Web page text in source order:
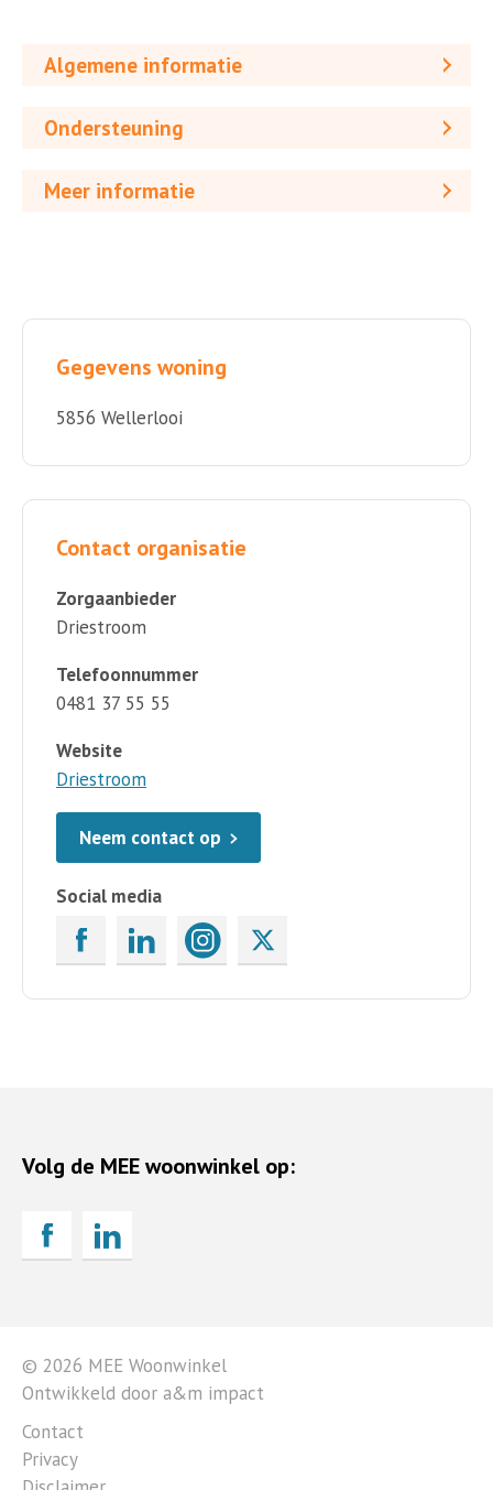
Algemene informatie
Ondersteuning
Meer informatie
Gegevens woning
5856 Wellerlooi
Contact organisatie
Zorgaanbieder
Driestroom
Telefoonnummer
0481 37 55 55
Website
Driestroom
Neem contact op
Social media
Volg de MEE woonwinkel op:
© 2026 MEE Woonwinkel
Ontwikkeld door a&m impact
Contact
Privacy